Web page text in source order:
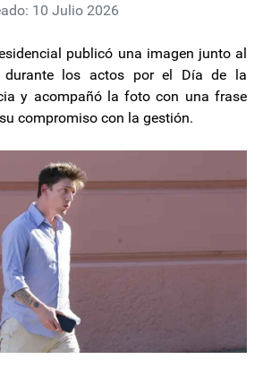
10 Julio 2026
publicó una imagen junto al
durante los actos por el Día de la
y acompañó la foto con una frase
compromiso con la gestión.